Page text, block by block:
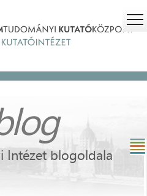
Intézet blogoldala